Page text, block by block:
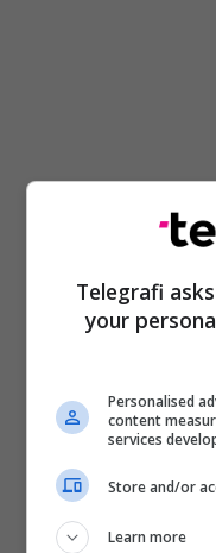
Telegrafi
your
Personalised
content
services
Store and/or
Learn more